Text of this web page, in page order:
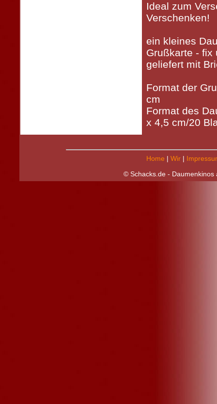
Ideal zum
Verschenken!
ein kleines
Grußkarte - fix
geliefert mit
Format der
cm
Format des
x 4,5 cm/20
Home | Wir|
© Schacks.de - Daumenkinos